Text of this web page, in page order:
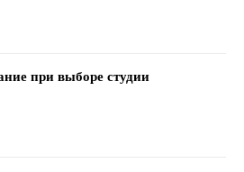
при выборе студии